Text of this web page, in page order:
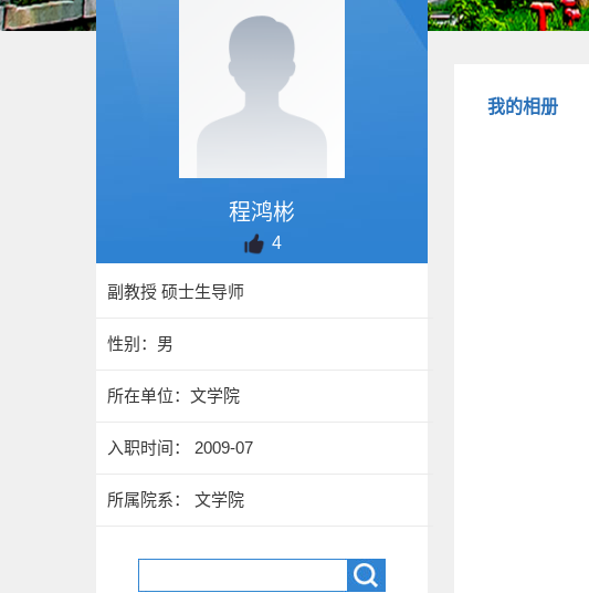
程鸿彬
4
副教授 硕士生导师
性别：男
所在单位：文学院
入职时间： 2009-07
所属院系： 文学院
我的相册